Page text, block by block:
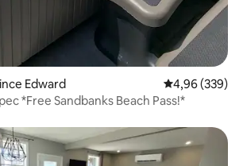
Edward prosječna
4,96 (339)
*Free Sandbanks Beach Pass!*